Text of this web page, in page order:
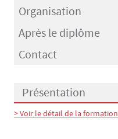
Organisation
Après le diplôme
Contact
Présentation
Présentation
> Voir le détail de la formation